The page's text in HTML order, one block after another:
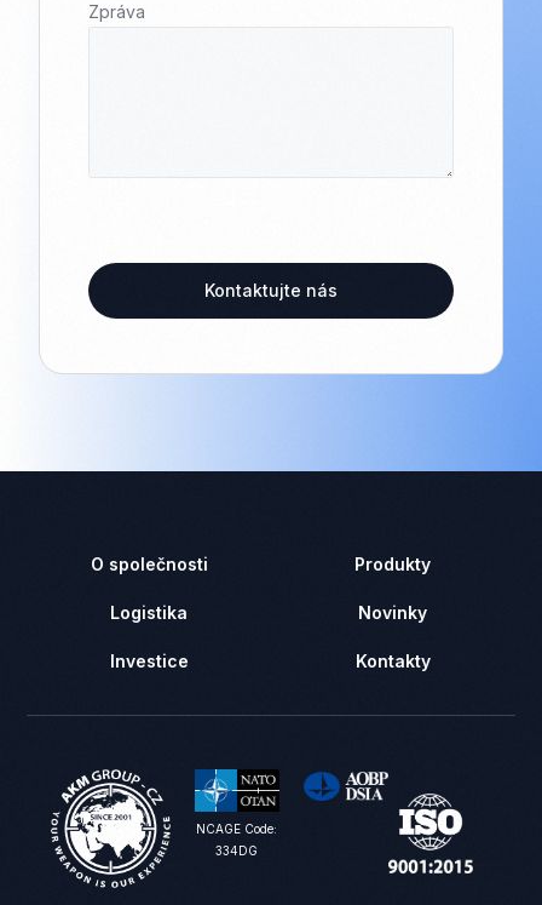
Zpráva
O společnosti Produkty
Logistika Novinky
Investice Kontakty
NCAGE Code:
334DG